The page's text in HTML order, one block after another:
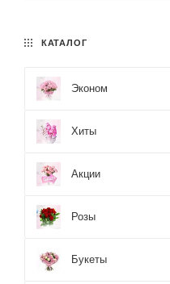
КАТАЛОГ
Эконом
Хиты
Акции
Розы
Букеты